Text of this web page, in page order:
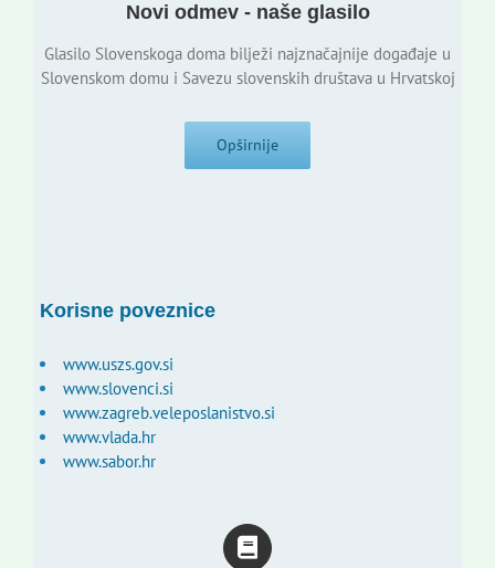
Novi odmev - naše glasilo
Glasilo Slovenskoga doma bilježi najznačajnije događaje u
Slovenskom domu i Savezu slovenskih društava u Hrvatskoj
Opširnije
Korisne poveznice
www.uszs.gov.si
www.slovenci.si
www.zagreb.veleposlanistvo.si
www.vlada.hr
www.sabor.hr